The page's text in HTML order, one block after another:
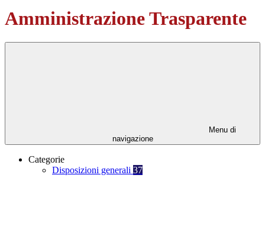
Amministrazione Trasparente
Menu di
navigazione
Categorie
Disposizioni generali 37